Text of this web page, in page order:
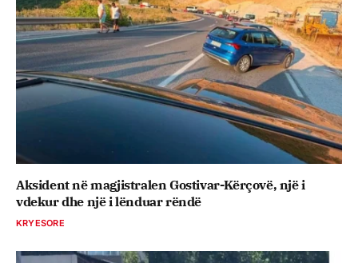
Aksident në magjistralen Gostivar-Kërçovë, një i
vdekur dhe një i lënduar rëndë
KRYESORE